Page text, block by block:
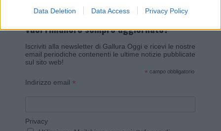
Data Deletion Data Access Privacy Policy
Vuoi rimanere sempre aggiornato?
Iscriviti alla newsletter di Gallura Oggi e ricevi le nostre
email periodiche contenenti le ultime notizie pubblicate
sul sito web!
* campo obbligatorio
Indirizzo email *
Privacy